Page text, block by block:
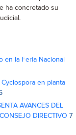
ha concretado su
en la Feria Nacional
en planta
AVANCES DEL
DIRECTIVO 7